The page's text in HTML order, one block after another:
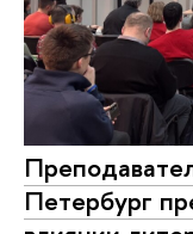
Петербург